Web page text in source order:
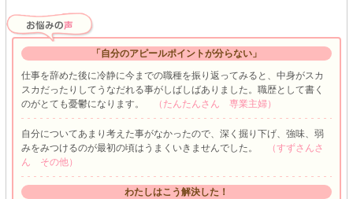
「自分のアピールポイントが分らない」
仕事を辞めた後に冷静に今までの職種を振り返ってみると、中身がスカ
スカだったりしてうなだれる事がしばしばありました。職歴として書く
のがとても憂鬱になります。
（たんたんさん 専業主婦）
自分についてあまり考えた事がなかったので、深く掘り下げ、強味、弱
みをみつけるのが最初の頃はうまくいきませんでした。
（すずさんさ
ん その他）
わたしはこう解決した！